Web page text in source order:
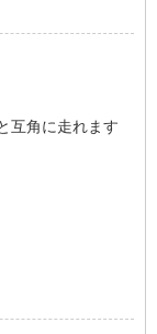
互角に走れます